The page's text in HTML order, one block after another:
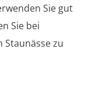
Sie gut
Sie bei
Staunässe zu